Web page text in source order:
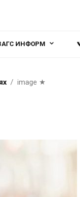
ИНФОРМ
image ★